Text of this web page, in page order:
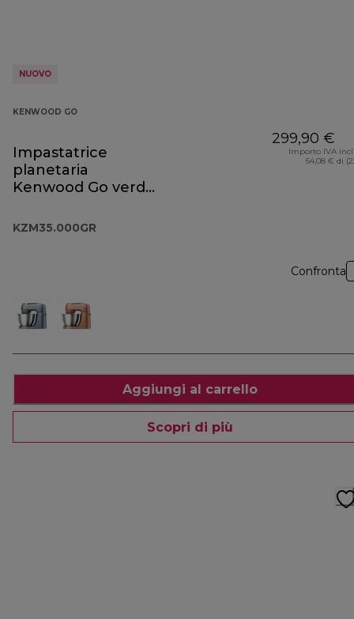
NUOVO
KENWOOD GO
Impastatrice
planetaria
Kenwood Go verde
KZM35.000GR
KZM35.000GR
299,90 €
Importo IVA
54,08 € di
Confronta
Aggiungi al carrello
Scopri di più